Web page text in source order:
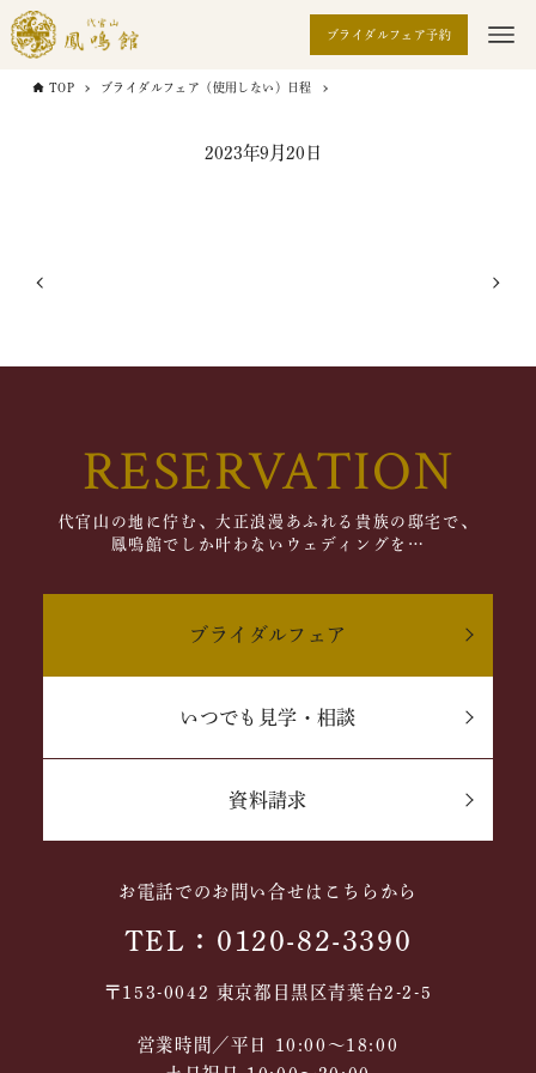
ブライダルフェア予約
TOP ブライダルフェア（使用しない）日程
2023年9月20日
RESERVATION
代官山の地に佇む、大正浪漫あふれる貴族の邸宅で、
鳳鳴館でしか叶わないウェディングを…
ブライダルフェア
いつでも見学・相談
資料請求
お電話でのお問い合せはこちらから
TEL：0120-82-3390
〒153-0042 東京都目黒区青葉台2-2-5
営業時間／平日 10:00～18:00